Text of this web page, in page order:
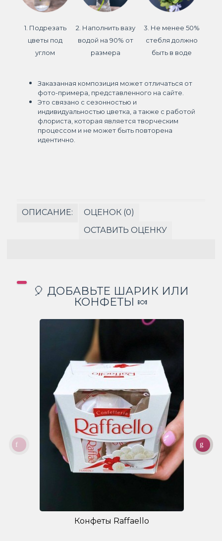
1. Подрезать
цветы под
углом
2. Наполнить вазу
водой на 90% от
размера
3. Не менее 50%
стебля должно
быть в воде
Заказанная композиция может отличаться от
фото-примера, представленного на сайте.
Это связано с сезонностью и
индивидуальностью цветка, а также с работой
флориста, которая является творческим
процессом и не может быть повторена
идентично.
ОПИСАНИЕ:
ОЦЕНОК (0)
ОСТАВИТЬ ОЦЕНКУ
🎈 ДОБАВЬТЕ ШАРИК ИЛИ
КОНФЕТЫ 🍬
Конфеты Raffaello